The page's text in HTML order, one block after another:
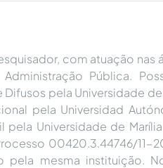
com atuação nas
Pública.
pela Universidade de
pela Universidad
Universidade de
00420.3.44746/11-
pela mesma instituição.